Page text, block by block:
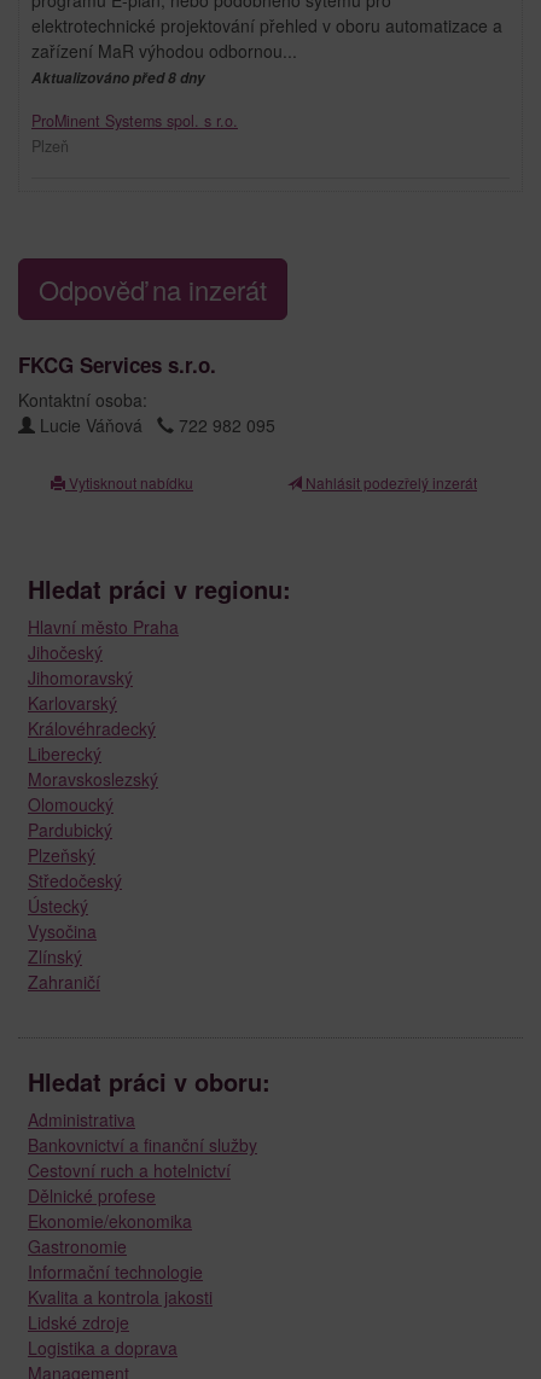
elektrotechnické projektování přehled v oboru automatizace a
zařízení MaR výhodou odbornou...
Aktualizováno před 8 dny
ProMinent Systems spol. s r.o.
Plzeň
Odpověď na inzerát
FKCG Services s.r.o.
Kontaktní osoba:
Lucie Váňová
722 982 095
Vytisknout nabídku Nahlásit podezřelý inzerát
Hledat práci v regionu:
Hlavní město Praha
Jihočeský
Jihomoravský
Karlovarský
Královéhradecký
Liberecký
Moravskoslezský
Olomoucký
Pardubický
Plzeňský
Středočeský
Ústecký
Vysočina
Zlínský
Zahraničí
Hledat práci v oboru:
Administrativa
Bankovnictví a finanční služby
Cestovní ruch a hotelnictví
Dělnické profese
Ekonomie/ekonomika
Gastronomie
Informační technologie
Kvalita a kontrola jakosti
Lidské zdroje
Logistika a doprava
Management